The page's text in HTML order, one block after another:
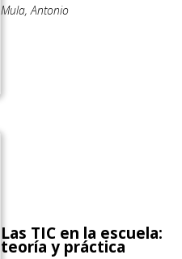
Mula, Antonio
Las TIC en la escuela:
teoría y práctica